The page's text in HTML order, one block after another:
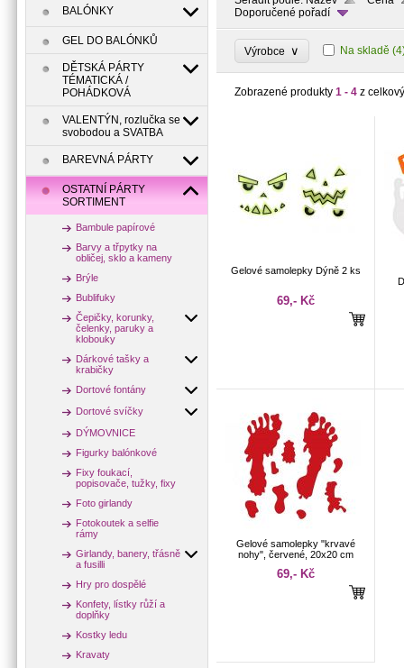
BALÓNKY
GEL DO BALÓNKŮ
DĚTSKÁ PÁRTY
TÉMATICKÁ /
POHÁDKOVÁ
VALENTÝN, rozlučka se
svobodou a SVATBA
BAREVNÁ PÁRTY
OSTATNÍ PÁRTY
SORTIMENT
Bambule papírové
Barvy a třpytky na
obličej, sklo a kameny
Brýle
Bublifuky
Čepičky, korunky,
čelenky, paruky a
klobouky
Dárkové tašky a
krabičky
Dortové fontány
Dortové svíčky
DÝMOVNICE
Figurky balónkové
Fixy foukací,
popisovače, tužky, fixy
Foto girlandy
Fotokoutek a selfie
rámy
Girlandy, banery, třásně
a fusilli
Hry pro dospělé
Konfety, lístky růží a
doplňky
Kostky ledu
Kravaty
Doporučené pořadí
Výrobce ∨ Na skladě
Zobrazené produkty 1 - 4 z
Gelové samolepky Dýně 2 ks
69,- Kč
Gelové samolepky "krvavé
nohy", červené, 20x20 cm
69,- Kč